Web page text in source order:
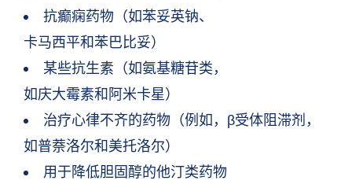
抗癫痫药物（如苯妥英钠、
卡马西平和苯巴比妥）
某些抗生素（如氨基糖苷类，
如庆大霉素和阿米卡星）
治疗心律不齐的药物（例如，β受体阻滞剂，
如普萘洛尔和美托洛尔）
用于降低胆固醇的他汀类药物